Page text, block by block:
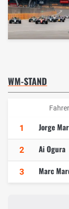
WM-STAND
Fahrer
1 Jorge
2 Ai Ogura
3 Marc